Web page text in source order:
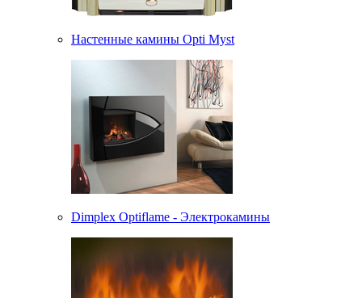
Настенные камины Opti Myst
Dimplex Optiflame - Электрокамины